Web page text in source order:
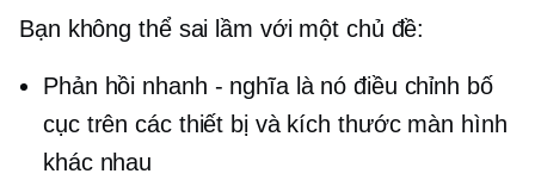
Bạn không thể sai lầm với một chủ đề:
Phản hồi nhanh - nghĩa là nó điều chỉnh bố
cục trên các thiết bị và kích thước màn hình
khác nhau